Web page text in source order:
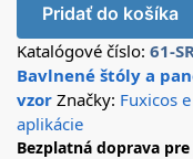
Pridať do košíka
Katalógové číslo: 61-
Bavlnené štóly a
vzor Značky: Fuxicos
aplikácie
Bezplatná doprava